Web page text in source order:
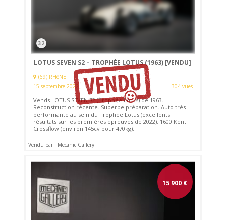
32
LOTUS SEVEN S2 – TROPHÉE LOTUS (1963) [VENDU]
(69) RHôNE
15 septembre 2022
304 vues
Vends LOTUS SEVEN S2 (Trophée Lotus) de 1963.
Reconstruction récente. Superbe préparation. Auto très
performante au sein du Trophée Lotus (excellents
résultats sur les premières épreuves de 2022). 1600 Kent
Crossflow (environ 145cv pour 470kg).
Vendu par : Mecanic Gallery
15 900 €